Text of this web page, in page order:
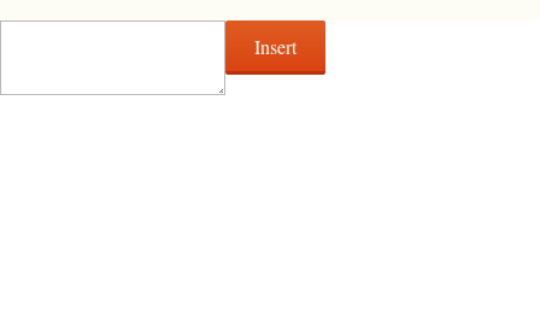
Insert